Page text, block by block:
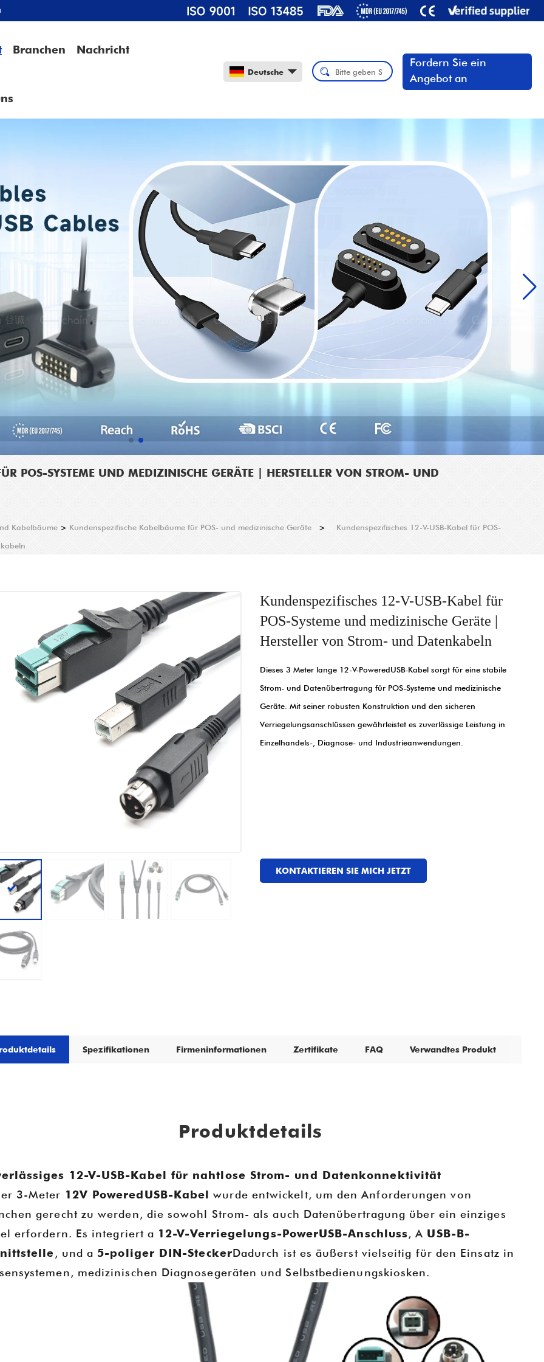
Branchen Nachricht
Deutsche
Fordern Sie ein
Angebot an
POS-SYSTEME UND MEDIZINISCHE GERÄTE | HERSTELLER VON STROM- UND
Kabelbäume > Kundenspezifische Kabelbäume für POS- und medizinische Geräte >
Kundenspezifisches 12-V-USB-Kabel für POS-
Goochain bei IFA 2025 - Berlin, Deutschland
2025-08-13 20:19:25
Goochain glänzt auf der CES 2025
2025-01-16 20:18:55
Goochain präsentierte auf der CES 2025
2024-12-20 16:57:03
Goochain wird auf der CES 2025 am Stand
Kundenspezifisches 12-V-USB-Kabel für
POS-Systeme und medizinische Geräte |
Hersteller von Strom- und Datenkabeln
Dieses 3 Meter lange 12-V-PoweredUSB-Kabel sorgt für eine stabile
Strom- und Datenübertragung für POS-Systeme und medizinische
Geräte. Mit seiner robusten Konstruktion und den sicheren
Verriegelungsanschlüssen gewährleistet es zuverlässige Leistung in
Einzelhandels-, Diagnose- und Industrieanwendungen.
KONTAKTIEREN SIE MICH JETZT
Spezifikationen Firmeninformationen Zertifikate FAQ Verwandtes Produkt
Produktdetails
12-V-USB-Kabel für nahtlose Strom- und Datenkonnektivität
3-Meter 12V PoweredUSB-Kabel wurde entwickelt, um den Anforderungen von
gerecht zu werden, die sowohl Strom- als auch Datenübertragung über ein einziges
erfordern. Es integriert a 12-V-Verriegelungs-PowerUSB-Anschluss, A USB-B-
, und a 5-poliger DIN-SteckerDadurch ist es äußerst vielseitig für den Einsatz in
medizinischen Diagnosegeräten und Selbstbedienungskiosken.